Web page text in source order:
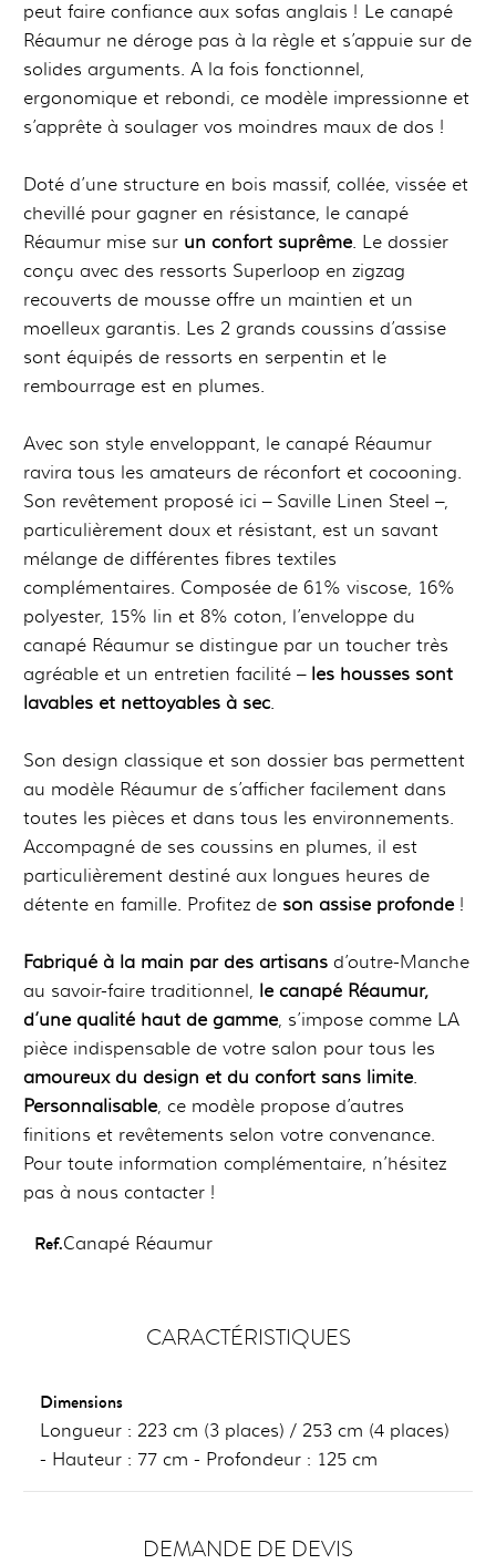
peut faire confiance aux sofas anglais ! Le canapé
Réaumur ne déroge pas à la règle et s’appuie sur de
solides arguments. A la fois fonctionnel,
ergonomique et rebondi, ce modèle impressionne et
s’apprête à soulager vos moindres maux de dos !
Doté d’une structure en bois massif, collée, vissée et
chevillé pour gagner en résistance, le canapé
Réaumur mise sur un confort suprême. Le dossier
conçu avec des ressorts Superloop en zigzag
recouverts de mousse offre un maintien et un
moelleux garantis. Les 2 grands coussins d’assise
sont équipés de ressorts en serpentin et le
rembourrage est en plumes.
Avec son style enveloppant, le canapé Réaumur
ravira tous les amateurs de réconfort et cocooning.
Son revêtement proposé ici – Saville Linen Steel –,
particulièrement doux et résistant, est un savant
mélange de différentes fibres textiles
complémentaires. Composée de 61% viscose, 16%
polyester, 15% lin et 8% coton, l’enveloppe du
canapé Réaumur se distingue par un toucher très
agréable et un entretien facilité – les housses sont
lavables et nettoyables à sec.
Son design classique et son dossier bas permettent
au modèle Réaumur de s’afficher facilement dans
toutes les pièces et dans tous les environnements.
Accompagné de ses coussins en plumes, il est
particulièrement destiné aux longues heures de
détente en famille. Profitez de son assise profonde!
Fabriqué à la main par des artisans d’outre-Manche
au savoir-faire traditionnel, le canapé Réaumur,
d’une qualité haut de gamme, s’impose comme LA
pièce indispensable de votre salon pour tous les
amoureux du design et du confort sans limite.
Personnalisable, ce modèle propose d’autres
finitions et revêtements selon votre convenance.
Pour toute information complémentaire, n’hésitez
pas à nous contacter !
Ref.Canapé Réaumur
CARACTÉRISTIQUES
Dimensions
Longueur : 223 cm (3 places) / 253 cm (4 places)
- Hauteur : 77 cm - Profondeur : 125 cm
DEMANDE DE DEVIS